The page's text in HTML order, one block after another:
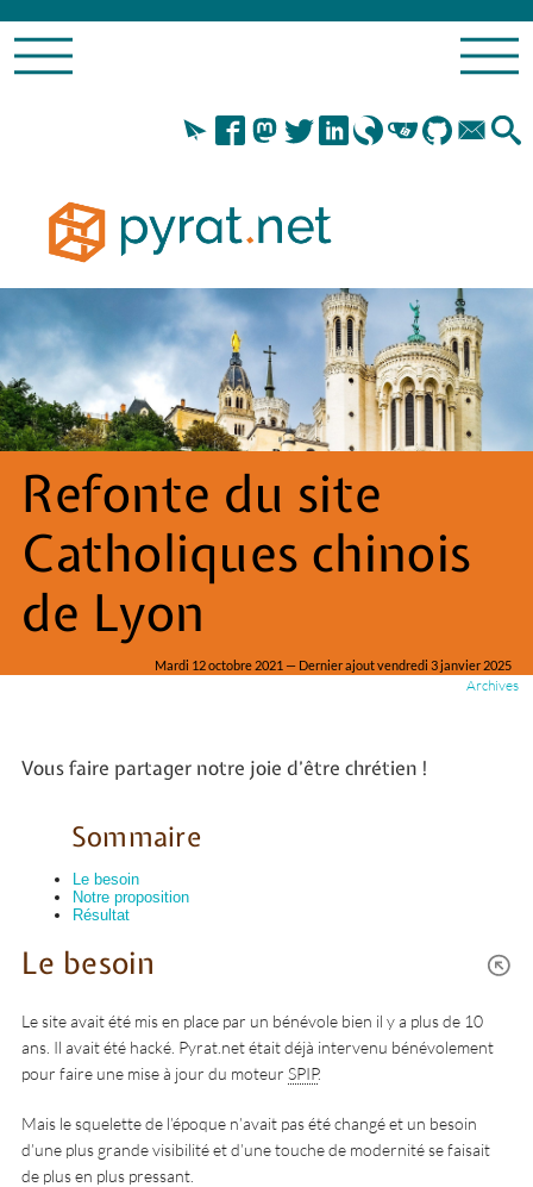
Refonte du site
Catholiques chinois
de Lyon
Mardi 12 octobre 2021 — Dernier ajout vendredi 3 janvier 2025
Archives
Vous faire partager notre joie d’être chrétien !
Sommaire
Le besoin
Notre proposition
Résultat
Le besoin
Le site avait été mis en place par un bénévole bien il y a plus de 10
ans. Il avait été hacké. Pyrat.net était déjà intervenu bénévolement
pour faire une mise à jour du moteurSPIP.
Mais le squelette de l’époque n’avait pas été changé et un besoin
d’une plus grande visibilité et d’une touche de modernité se faisait
de plus en plus pressant.